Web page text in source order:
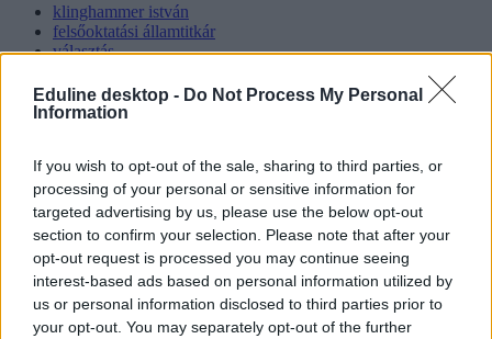
Eduline desktop - Do Not Process My Personal
Information
If you wish to opt-out of the sale, sharing to third parties, or
processing of your personal or sensitive information for
targeted advertising by us, please use the below opt-out
section to confirm your selection. Please note that after your
opt-out request is processed you may continue seeing
interest-based ads based on personal information utilized by
us or personal information disclosed to third parties prior to
your opt-out. You may separately opt-out of the further
klinghammer istván
felsőoktatási államtitkár
választás
Hozzászólások
Hana György: „Méltóságot, tekintélyt kell adni az
oktatásról szóló közbeszédnek”